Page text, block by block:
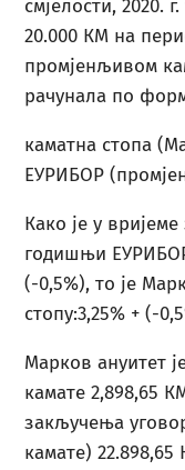
смјелости, 2020.
20.000 КМ на
промјенљивом
рачунала по
каматна стопа
ЕУРИБОР
Како је у
годишњи
(-0,5%), то је
стопу:3,25% + (-
Марков ануитет
камате 2,898,65
закључења
камате)